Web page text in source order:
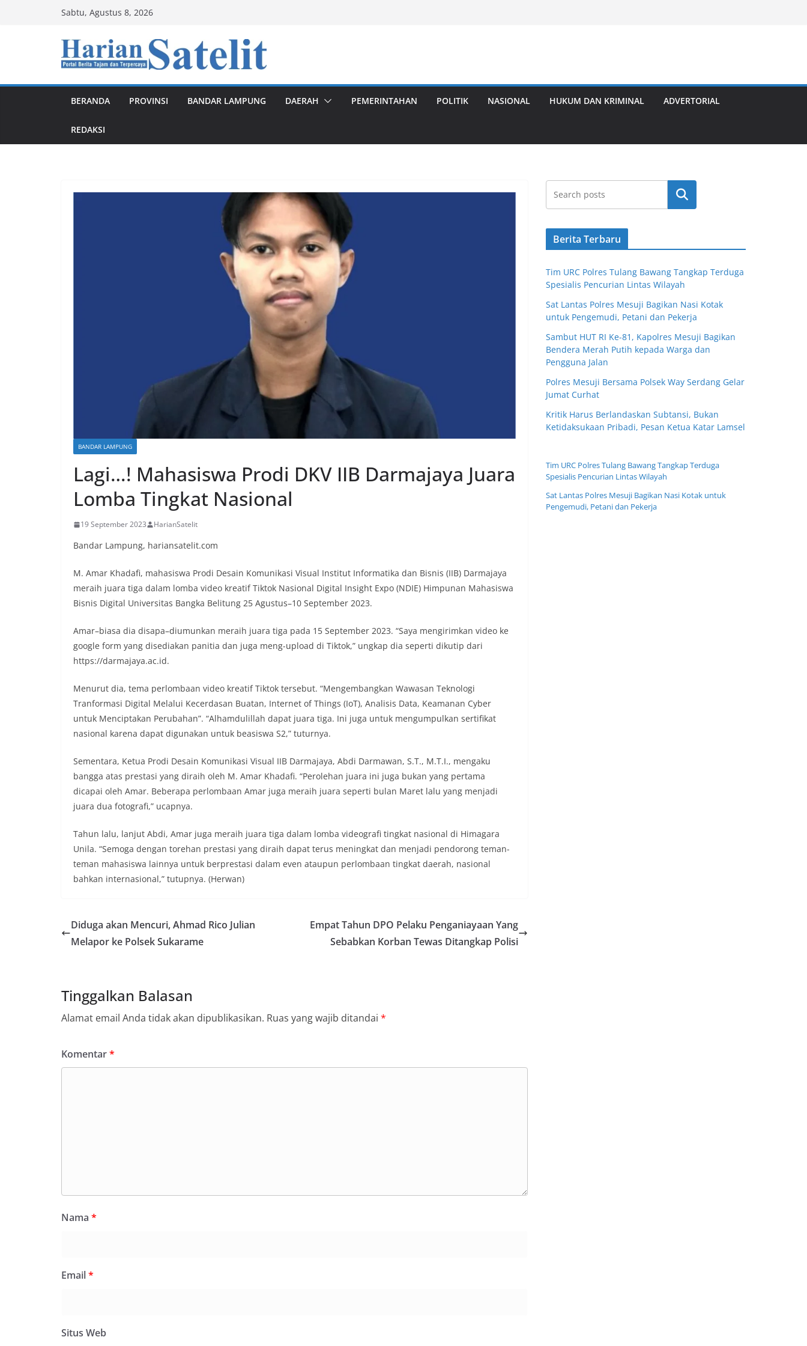
Sabtu, Agustus 8, 2026
BERANDA PROVINSI BANDAR LAMPUNG DAERAH PEMERINTAHAN POLITIK NASIONAL HUKUM DAN KRIMINAL ADVERTORIAL
REDAKSI
BANDAR LAMPUNG
Lagi…! Mahasiswa Prodi DKV IIB Darmajaya Juara
Lomba Tingkat Nasional
19 September 2023 HarianSatelit
Bandar Lampung, hariansatelit.com
M. Amar Khadafi, mahasiswa Prodi Desain Komunikasi Visual Institut Informatika dan Bisnis (IIB) Darmajaya
meraih juara tiga dalam lomba video kreatif Tiktok Nasional Digital Insight Expo (NDIE) Himpunan Mahasiswa
Bisnis Digital Universitas Bangka Belitung 25 Agustus–10 September 2023.
Amar–biasa dia disapa–diumunkan meraih juara tiga pada 15 September 2023. “Saya mengirimkan video ke
google form yang disediakan panitia dan juga meng-upload di Tiktok,” ungkap dia seperti dikutip dari
https://darmajaya.ac.id.
Menurut dia, tema perlombaan video kreatif Tiktok tersebut. “Mengembangkan Wawasan Teknologi
Tranformasi Digital Melalui Kecerdasan Buatan, Internet of Things (IoT), Analisis Data, Keamanan Cyber
untuk Menciptakan Perubahan”. “Alhamdulillah dapat juara tiga. Ini juga untuk mengumpulkan sertifikat
nasional karena dapat digunakan untuk beasiswa S2,” tuturnya.
Sementara, Ketua Prodi Desain Komunikasi Visual IIB Darmajaya, Abdi Darmawan, S.T., M.T.I., mengaku
bangga atas prestasi yang diraih oleh M. Amar Khadafi. “Perolehan juara ini juga bukan yang pertama
dicapai oleh Amar. Beberapa perlombaan Amar juga meraih juara seperti bulan Maret lalu yang menjadi
juara dua fotografi,” ucapnya.
Tahun lalu, lanjut Abdi, Amar juga meraih juara tiga dalam lomba videografi tingkat nasional di Himagara
Unila. “Semoga dengan torehan prestasi yang diraih dapat terus meningkat dan menjadi pendorong teman-
teman mahasiswa lainnya untuk berprestasi dalam even ataupun perlombaan tingkat daerah, nasional
bahkan internasional,” tutupnya. (Herwan)
Diduga akan Mencuri, Ahmad Rico Julian
Melapor ke Polsek Sukarame
Empat Tahun DPO Pelaku Penganiayaan Yang
Sebabkan Korban Tewas Ditangkap Polisi
Tinggalkan Balasan
Alamat email Anda tidak akan dipublikasikan. Ruas yang wajib ditandai *
Komentar*
Nama *
Email*
Situs Web
Cari
Berita Terbaru
Tim URC Polres Tulang Bawang Tangkap Terduga
Spesialis Pencurian Lintas Wilayah
Sat Lantas Polres Mesuji Bagikan Nasi Kotak
untuk Pengemudi, Petani dan Pekerja
Sambut HUT RI Ke-81, Kapolres Mesuji Bagikan
Bendera Merah Putih kepada Warga dan
Pengguna Jalan
Polres Mesuji Bersama Polsek Way Serdang Gelar
Jumat Curhat
Kritik Harus Berlandaskan Subtansi, Bukan
Ketidaksukaan Pribadi, Pesan Ketua Katar Lamsel
Tim URC Polres Tulang Bawang Tangkap Terduga
Spesialis Pencurian Lintas Wilayah
Sat Lantas Polres Mesuji Bagikan Nasi Kotak untuk
Pengemudi, Petani dan Pekerja